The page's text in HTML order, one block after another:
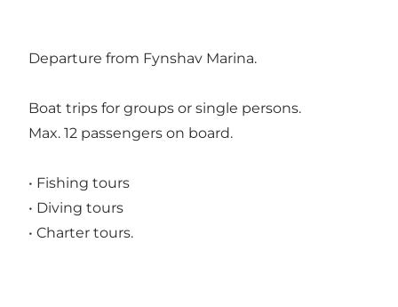
Departure from Fynshav Marina.
Boat trips for groups or single persons.
Max. 12 passengers on board.
• Fishing tours
• Diving tours
• Charter tours.